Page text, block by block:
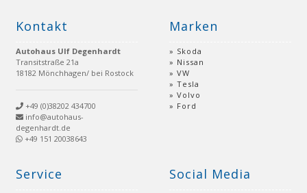
Kontakt
Autohaus Ulf Degenhardt
Transitstraße 21a
18182 Mönchhagen/ bei Rostock
+49 (0)38202 434700
info@autohaus-
degenhardt.de
+49 151 20038643
Marken
Skoda
Nissan
VW
Tesla
Volvo
Ford
Service Social Media